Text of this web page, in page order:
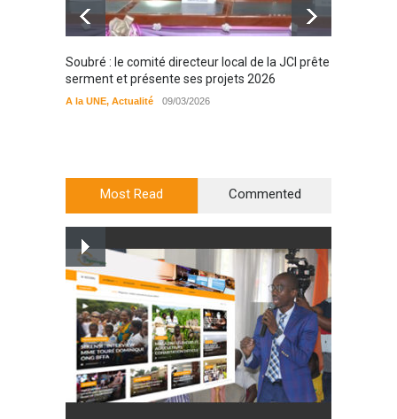
Soubré : le comité directeur local de la JCI prête
serment et présente ses projets 2026
A la UNE, Actualité 09/03/2026
Most Read Commented